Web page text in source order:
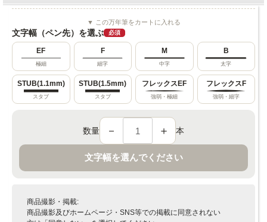
▼ この万年筆をカートに入れる
文字幅（ペン先）を選ぶ 必須
EF
極細
F
細字
M
中字
B
太字
STUB(1.1mm)
スタブ
STUB(1.5mm)
スタブ
フレックスEF
強弱・極細
フレックスF
強弱・細字
数量 － ＋ 本
文字幅を選んでください
商品撮影・掲載:
商品撮影及びホームページ・SNS等での掲載に同意されない